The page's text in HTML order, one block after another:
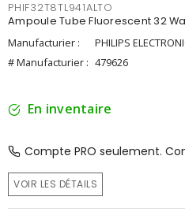
PHIF32T8TL941ALTO
Ampoule Tube Fluorescent 32
Manufacturier :
PHILIPS
# Manufacturier : 479626
En inventaire
Compte PRO seulement.
VOIR LES DÉTAILS